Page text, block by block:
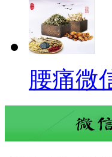
腰痛微